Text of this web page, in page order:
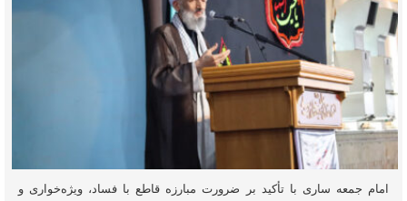
امام جمعه ساری با تأکید بر ضرورت مبارزه قاطع با فساد، ویژه‌خواری و